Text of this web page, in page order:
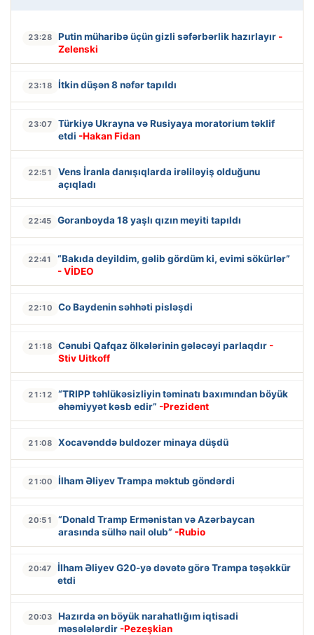
23:28 Putin müharibə üçün gizli səfərbərlik hazırlayır -
Zelenski
23:18 İtkin düşən 8 nəfər tapıldı
23:07
Türkiyə Ukrayna və Rusiyaya moratorium təklif
etdi -Hakan Fidan
22:51
Vens İranla danışıqlarda irəliləyiş olduğunu
açıqladı
22:45 Goranboyda 18 yaşlı qızın meyiti tapıldı
22:41
“Bakıda deyildim, gəlib gördüm ki, evimi sökürlər”
- VİDEO
22:10 Co Baydenin səhhəti pisləşdi
21:18 Cənubi Qafqaz ölkələrinin gələcəyi parlaqdır -
Stiv Uitkoff
21:12
“TRIPP təhlükəsizliyin təminatı baxımından böyük
əhəmiyyət kəsb edir” -Prezident
21:08 Xocavənddə buldozer minaya düşdü
21:00 İlham Əliyev Trampa məktub göndərdi
20:51
“Donald Tramp Ermənistan və Azərbaycan
arasında sülhə nail olub” -Rubio
20:47
İlham Əliyev G20-yə dəvətə görə Trampa təşəkkür
etdi
20:03
Hazırda ən böyük narahatlığım iqtisadi
məsələlərdir -Pezeşkian